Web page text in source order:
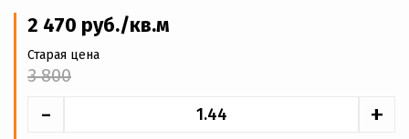
2 470 руб./кв.м
Старая цена
3 800
- +